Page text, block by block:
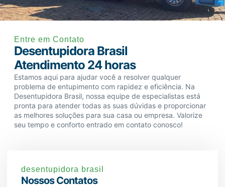
Entre em Contato
Desentupidora Brasil
Atendimento 24 horas
Estamos aqui para ajudar você a resolver qualquer
problema de entupimento com rapidez e eficiência. Na
Desentupidora Brasil, nossa equipe de especialistas está
pronta para atender todas as suas dúvidas e proporcionar
as melhores soluções para sua casa ou empresa. Valorize
seu tempo e conforto entrado em contato conosco!
desentupidora brasil
Nossos Contatos